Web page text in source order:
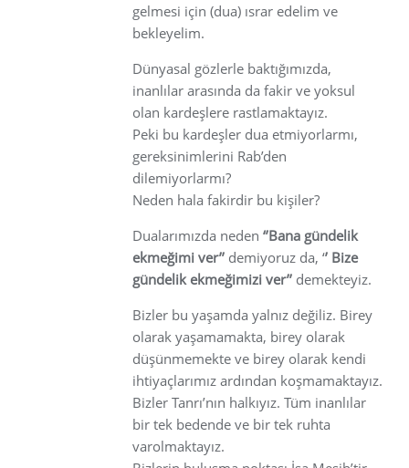
gelmesi için (dua) ısrar edelim ve
bekleyelim.
Dünyasal gözlerle baktığımızda,
inanlılar arasında da fakir ve yoksul
olan kardeşlere rastlamaktayız.
Peki bu kardeşler dua etmiyorlarmı,
gereksinimlerini Rab’den
dilemiyorlarmı?
Neden hala fakirdir bu kişiler?
Dualarımızda neden ‘’Bana gündelik
ekmeğimi ver’’ demiyoruz da, ‘’ Bize
gündelik ekmeğimizi ver’’ demekteyiz.
Bizler bu yaşamda yalnız değiliz. Birey
olarak yaşamamakta, birey olarak
düşünmemekte ve birey olarak kendi
ihtiyaçlarımız ardından koşmamaktayız.
Bizler Tanrı’nın halkıyız. Tüm inanlılar
bir tek bedende ve bir tek ruhta
varolmaktayız.